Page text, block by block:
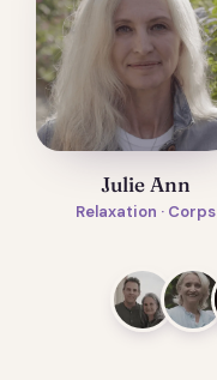
Julie Ann
Relaxation · Corps